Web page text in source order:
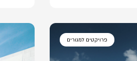
פרויקטים למגורים